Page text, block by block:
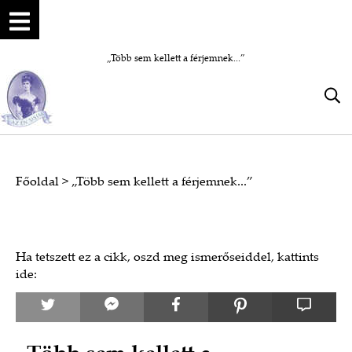
„Több sem kellett a férjemnek...”
Főoldal > „Több sem kellett a férjemnek...”
Ha tetszett ez a cikk, oszd meg ismerőseiddel, kattints
ide: